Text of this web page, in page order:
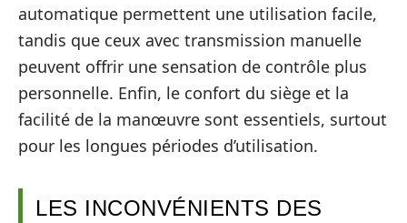
automatique permettent une utilisation facile,
tandis que ceux avec transmission manuelle
peuvent offrir une sensation de contrôle plus
personnelle. Enfin, le confort du siège et la
facilité de la manœuvre sont essentiels, surtout
pour les longues périodes d’utilisation.
LES INCONVÉNIENTS DES